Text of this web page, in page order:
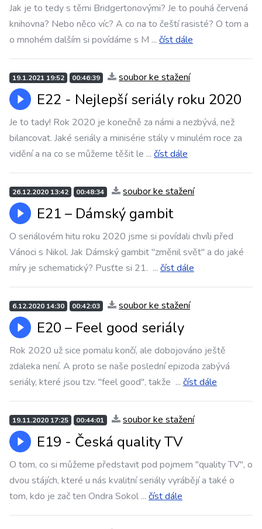
Jak je to tedy s těmi Bridgertonovými? Je to pouhá červená
knihovna? Nebo něco víc? A co na to čeští rasisté? O tom a
o mnohém dalším si povídáme s M ... číst dále
19.1.2021 19:52 00:46:39 soubor ke stažení
E22 - Nejlepší seriály roku 2020
Je to tady! Rok 2020 je konečně za námi a nezbývá, než
bilancovat. Jaké seriály a minisérie stály v minulém roce za
vidění a na co se můžeme těšit le ... číst dále
26.12.2020 13:42 00:48:34 soubor ke stažení
E21 – Dámský gambit
O seriálovém hitu roku 2020 jsme si povídali chvíli před
Vánoci s Nikol. Jak Dámský gambit "změnil svět" a do jaké
míry je schematický? Pusťte si 21. ... číst dále
6.12.2020 14:30 00:42:03 soubor ke stažení
E20 – Feel good seriály
Rok 2020 už sice pomalu končí, ale dobojováno ještě
zdaleka není. A proto se naše poslední epizoda zabývá
seriály, které jsou tzv. "feel good", takže ... číst dále
19.11.2020 17:25 00:44:01 soubor ke stažení
E19 - Česká quality TV
O tom, co si můžeme představit pod pojmem "quality TV", o
dvou stájích, které u nás kvalitní seriály vyrábějí a také o
tom, kdo je zač ten Ondra Sokol ... číst dále